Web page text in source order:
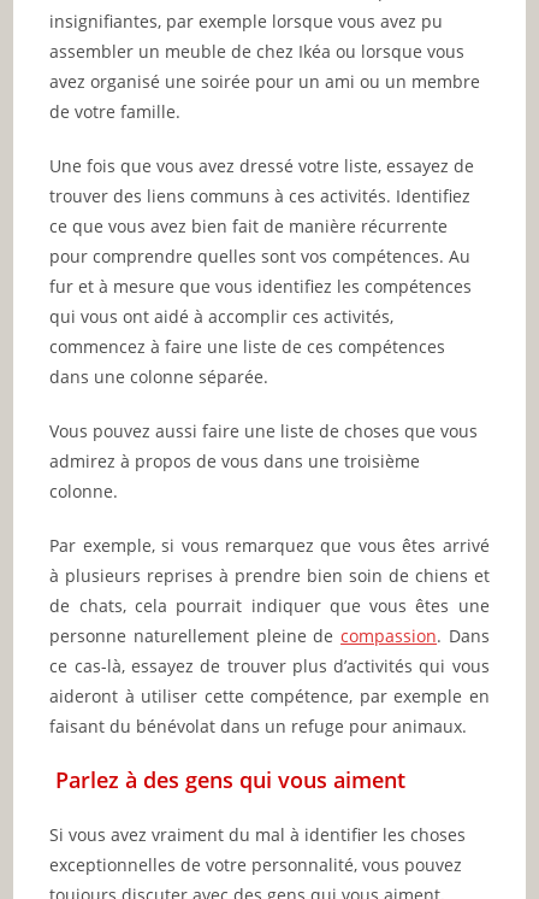
insignifiantes, par exemple lorsque vous avez pu
assembler un meuble de chez Ikéa ou lorsque vous
avez organisé une soirée pour un ami ou un membre
de votre famille.
Une fois que vous avez dressé votre liste, essayez de
trouver des liens communs à ces activités. Identifiez
ce que vous avez bien fait de manière récurrente
pour comprendre quelles sont vos compétences. Au
fur et à mesure que vous identifiez les compétences
qui vous ont aidé à accomplir ces activités,
commencez à faire une liste de ces compétences
dans une colonne séparée.
Vous pouvez aussi faire une liste de choses que vous
admirez à propos de vous dans une troisième
colonne.
Par exemple, si vous remarquez que vous êtes arrivé
à plusieurs reprises à prendre bien soin de chiens et
de chats, cela pourrait indiquer que vous êtes une
personne naturellement pleine decompassion. Dans
ce cas-là, essayez de trouver plus d’activités qui vous
aideront à utiliser cette compétence, par exemple en
faisant du bénévolat dans un refuge pour animaux.
Parlez à des gens qui vous aiment
Si vous avez vraiment du mal à identifier les choses
exceptionnelles de votre personnalité, vous pouvez